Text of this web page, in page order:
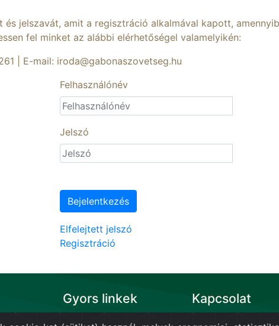
és jelszavát, amit a regisztráció alkalmával kapott,
fel minket az alábbi elérhetőségel valamelyikén:
| E-mail: iroda@gabonaszovetseg.hu
Felhasználónév
Jelszó
Bejelentkezés
Elfelejtett jelszó
Regisztráció
Gyors linkek Kapcsolat